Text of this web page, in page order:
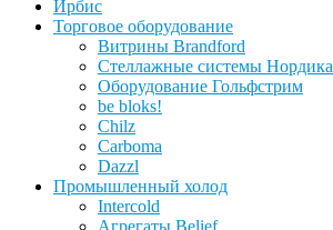
Ирбис
Торговое оборудование
Витрины Brandford
Стеллажные системы Нордика
Оборудование Гольфстрим
be bloks!
Chilz
Carboma
Dazzl
Промышленный холод
Intercold
Агрегаты Belief